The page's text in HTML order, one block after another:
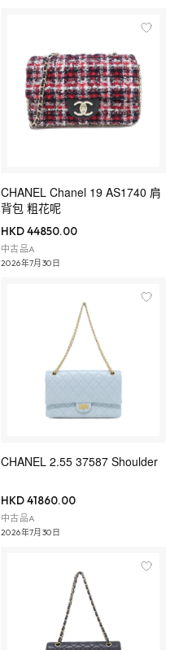
CHANEL Chanel 19 AS1740 肩
背包 粗花呢
HKD 44850.00
中古品A
2026年7月30日
CHANEL 2.55 37587 Shoulder
HKD 41860.00
中古品A
2026年7月30日